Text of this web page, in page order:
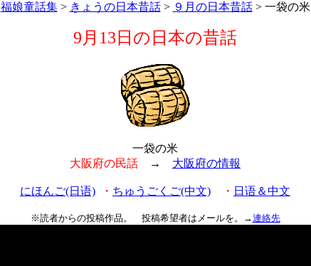
福娘童話集> きょうの日本昔話> ９月の日本昔話> 一袋の米
9月13日の日本の昔話
一袋の米
大阪府の民話 → 大阪府の情報
にほんご(日语) ・ ちゅうごくご(中文) ・ 日语＆中文
※読者からの投稿作品。 投稿希望者はメールを。→連絡先